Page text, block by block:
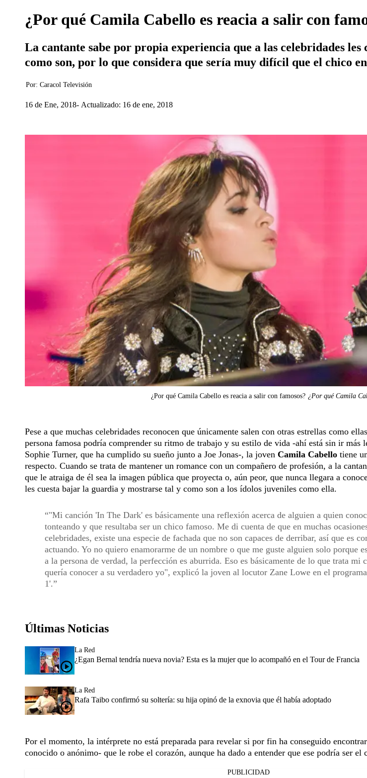
¿Por qué Camila Cabello es reacia a salir con
La cantante sabe por propia experiencia que a las celebridades
como son, por lo que considera que sería muy difícil que el chico
Por: Caracol Televisión
16 de Ene, 2018 Actualizado: 16 de ene, 2018
¿Por qué Camila Cabello es reacia a salir con famosos? ¿Por qué Camila
Pese a que muchas celebridades reconocen que únicamente salen con otras estrellas como
persona famosa podría comprender su ritmo de trabajo y su estilo de vida -ahí está sin ir más
Sophie Turner, que ha cumplido su sueño junto a Joe Jonas-, la joven Camila Cabello tiene
respecto. Cuando se trata de mantener un romance con un compañero de profesión, a la
que le atraiga de él sea la imagen pública que proyecta o, aún peor, que nunca llegara a
les cuesta bajar la guardia y mostrarse tal y como son a los ídolos juveniles como ella.
"Mi canción 'In The Dark' es básicamente una reflexión acerca de alguien a quien
tonteando y que resultaba ser un chico famoso. Me di cuenta de que en muchas
celebridades, existe una especie de fachada que no son capaces de derribar, así que es
actuando. Yo no quiero enamorarme de un nombre o que me guste alguien solo porque
a la persona de verdad, la perfección es aburrida. Eso es básicamente de lo que trata mi
quería conocer a su verdadero yo", explicó la joven al locutor Zane Lowe en el
1'.
Últimas Noticias
La Red
¿Egan Bernal tendría nueva novia? Esta es la mujer que lo acompañó en el Tour de Francia
La Red
Rafa Taibo confirmó su soltería: su hija opinó de la exnovia que él había adoptado
Por el momento, la intérprete no está preparada para revelar si por fin ha conseguido
conocido o anónimo- que le robe el corazón, aunque ha dado a entender que ese podría ser el
PUBLICIDAD